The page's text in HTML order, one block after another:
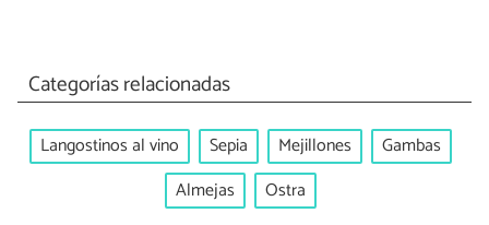
Categorías relacionadas
Langostinos al vino Sepia Mejillones
Gambas
Almejas
Ostra